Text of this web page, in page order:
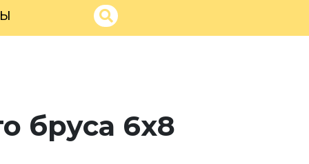
бруса 6х8